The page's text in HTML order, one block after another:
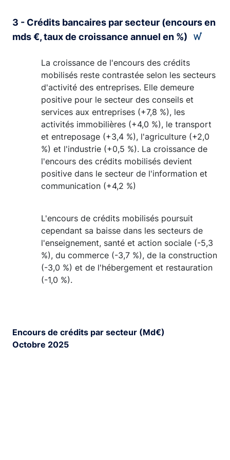
3 - Crédits bancaires par secteur (encours en
mds €, taux de croissance annuel en %)
La croissance de l'encours des crédits
mobilisés reste contrastée selon les secteurs
d'activité des entreprises. Elle demeure
positive pour le secteur des conseils et
services aux entreprises (+7,8 %), les
activités immobilières (+4,0 %), le transport
et entreposage (+3,4 %), l'agriculture (+2,0
%) et l'industrie (+0,5 %). La croissance de
l'encours des crédits mobilisés devient
positive dans le secteur de l'information et
communication (+4,2 %)
L'encours de crédits mobilisés poursuit
cependant sa baisse dans les secteurs de
l'enseignement, santé et action sociale (-5,3
%), du commerce (-3,7 %), de la construction
(-3,0 %) et de l'hébergement et restauration
(-1,0 %).
Encours de crédits par secteur (Md€)
Octobre 2025